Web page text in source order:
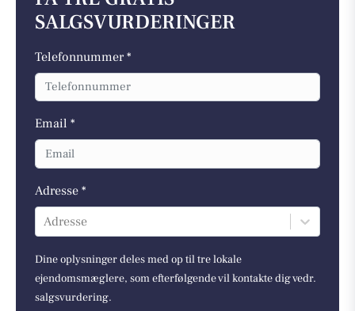
SALGSVURDERINGER
Telefonnummer *
Email *
Adresse *
Adresse
Dine oplysninger deles med op til tre lokale
ejendomsmæglere, som efterfølgende vil kontakte dig vedr.
salgsvurdering.